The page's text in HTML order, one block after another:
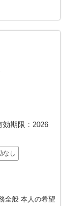
効期限： 2026
なし
全般 本人の希望